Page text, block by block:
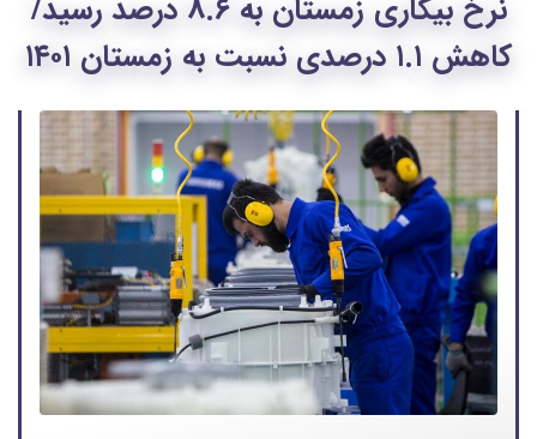
نرخ بیکاری زمستان به ۸.۶ درصد رسید/
کاهش ۱.۱ درصدی نسبت به زمستان ۱۴۰۱